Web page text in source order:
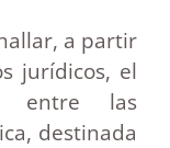
a partir
jurídicos, el
entre las
destinada